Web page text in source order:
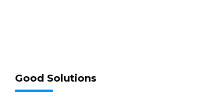
Good Solutions